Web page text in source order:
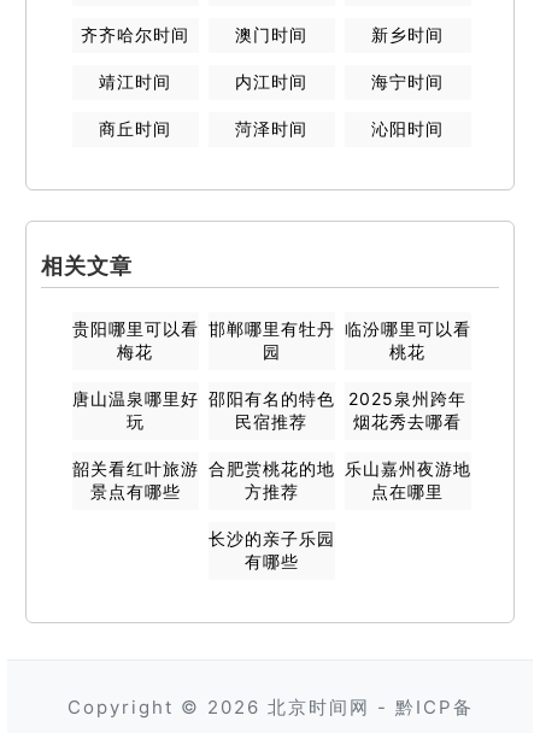
齐齐哈尔时间 澳门时间 新乡时间
靖江时间 内江时间 海宁时间
商丘时间 菏泽时间 沁阳时间
相关文章
贵阳哪里可以看
梅花
邯郸哪里有牡丹
园
临汾哪里可以看
桃花
唐山温泉哪里好
玩
邵阳有名的特色
民宿推荐
2025泉州跨年
烟花秀去哪看
韶关看红叶旅游
景点有哪些
合肥赏桃花的地
方推荐
乐山嘉州夜游地
点在哪里
长沙的亲子乐园
有哪些
Copyright © 2026 北京时间网 - 黔ICP备